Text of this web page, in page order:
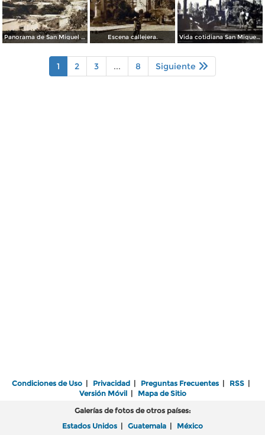
Panorama de San Miguel de Allende, Guanajuato . Escena callejera. Vida cotidiana San Miguel de Allende Guanajuato.
1 2 3 ... 8 Siguiente
Condiciones de Uso | Privacidad | Preguntas Frecuentes | RSS |
Versión Móvil| Mapa de Sitio
Galerías de fotos de otros países:
Estados Unidos | Guatemala | México